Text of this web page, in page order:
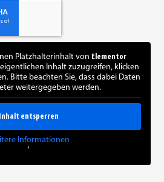
Platzhalterinhalt von Elementor
Inhalt zuzugreifen, klicken
Bitte beachten Sie, dass dabei Daten
weitergegeben werden.
Inhalt entsperren
Informationen
'